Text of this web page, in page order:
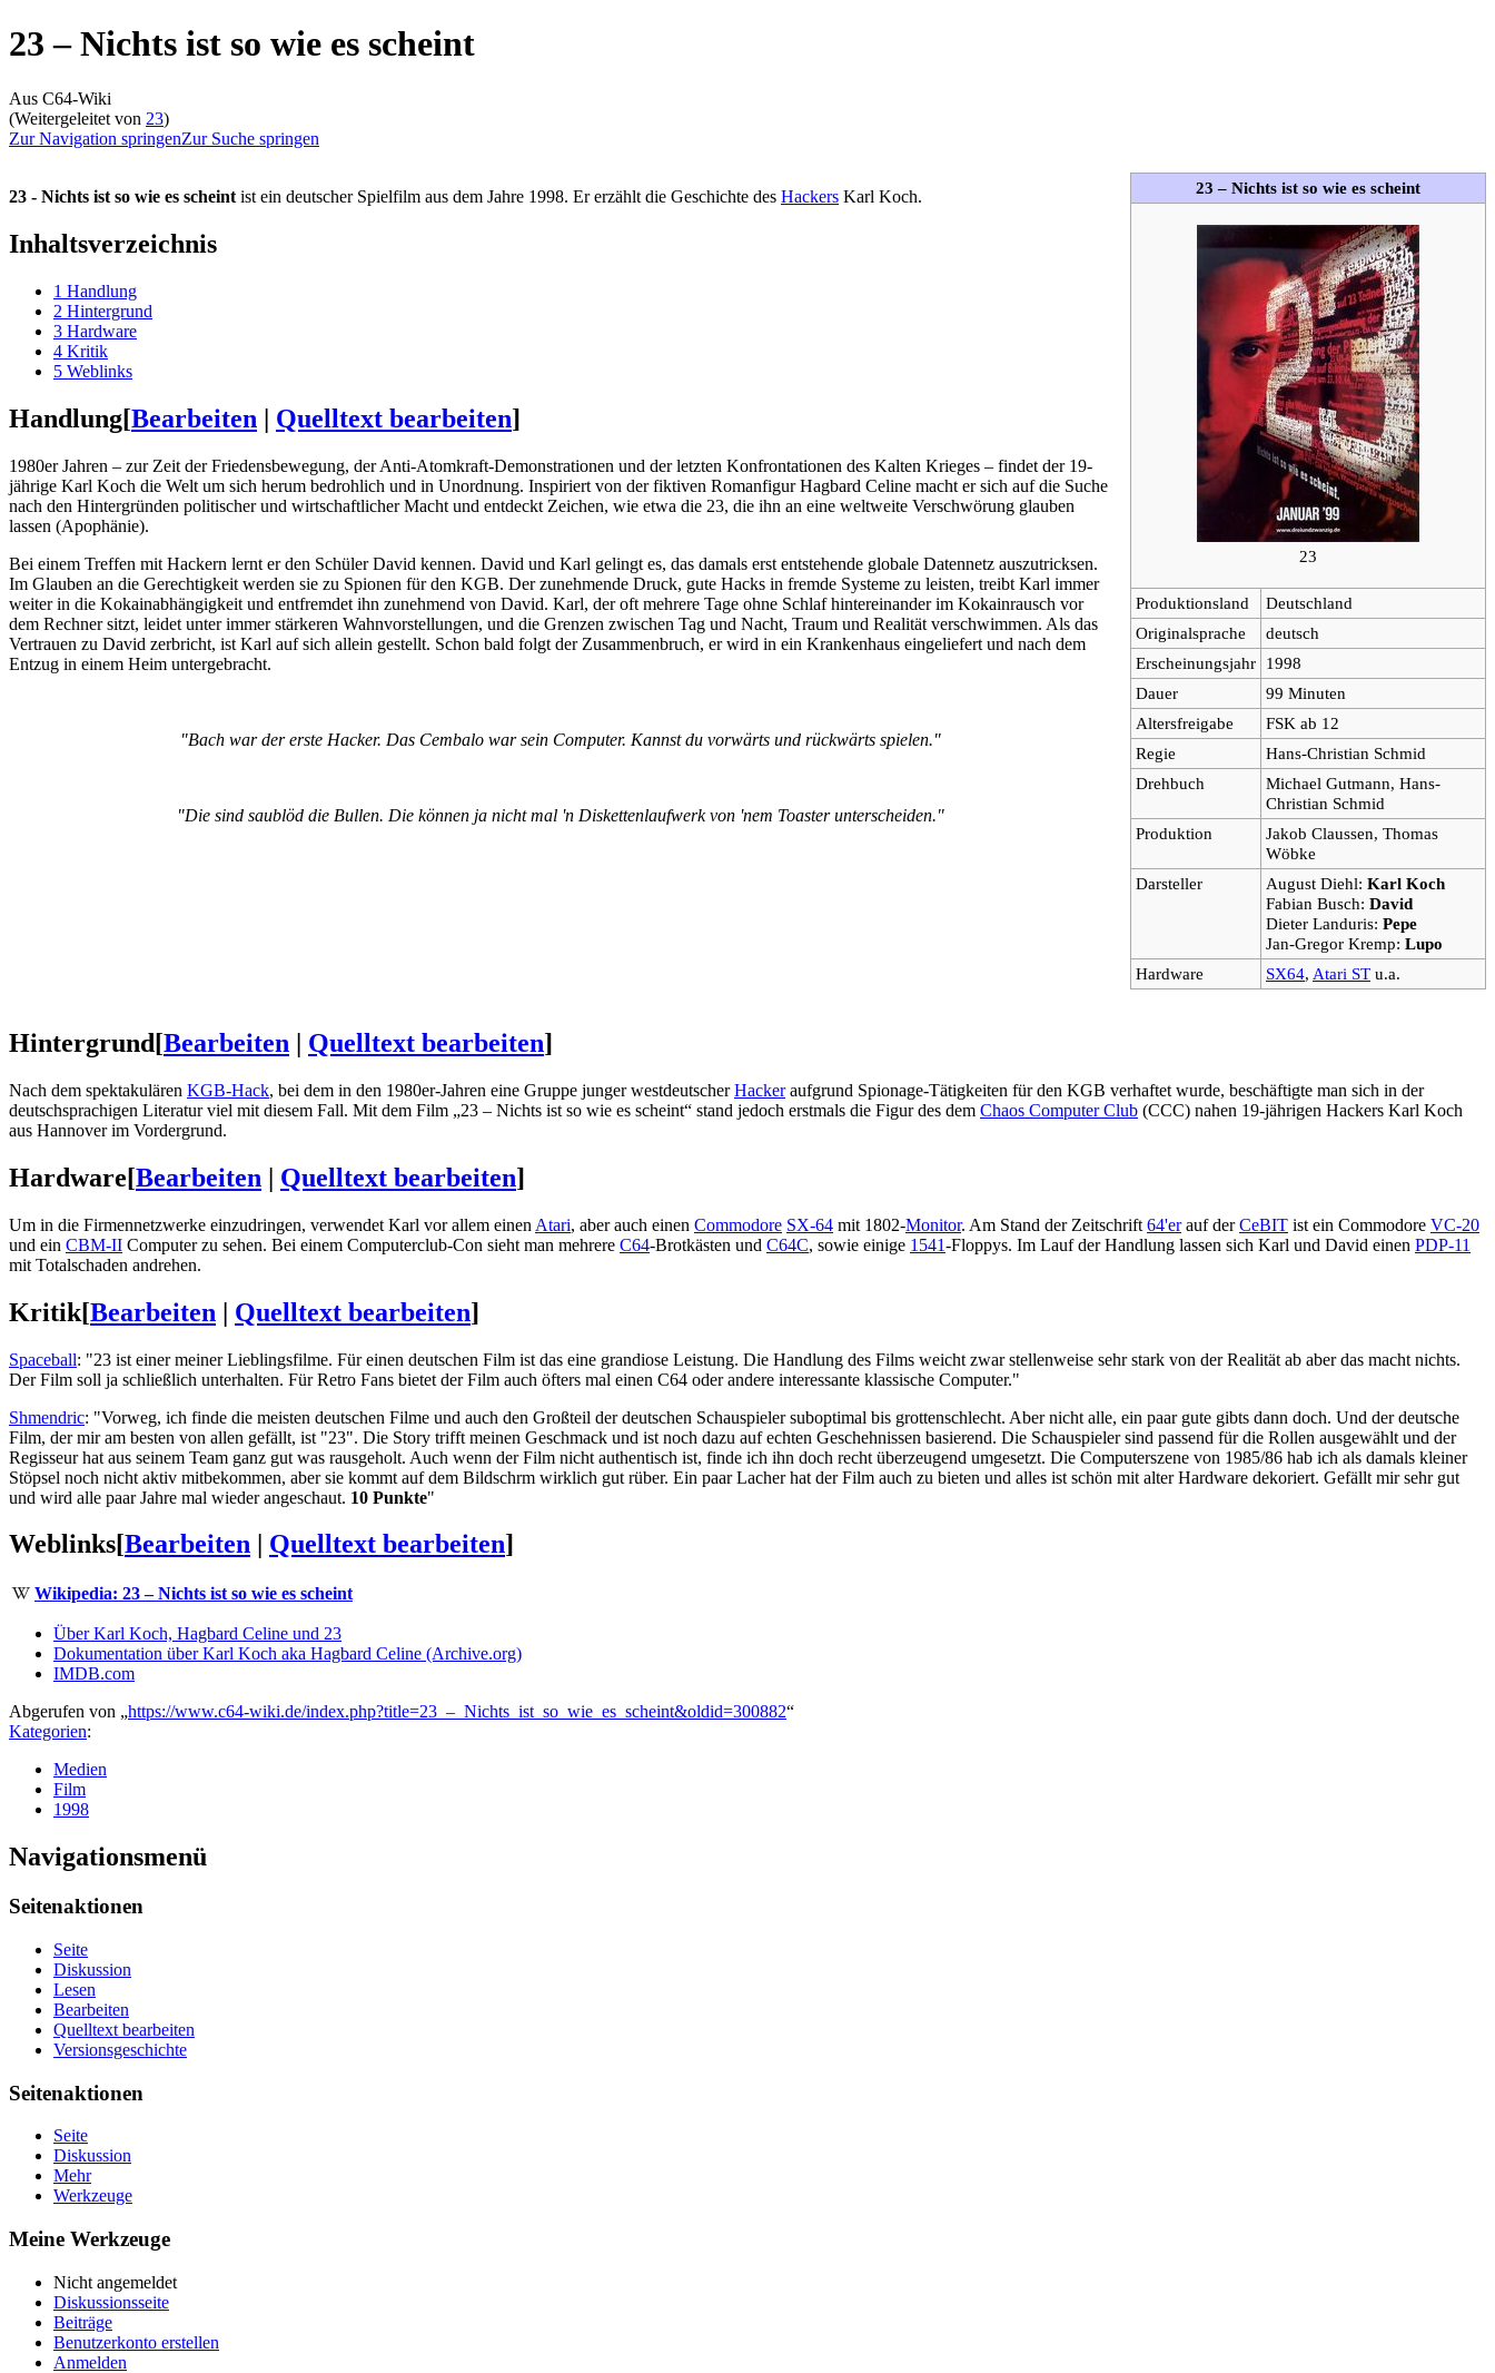
23 – Nichts ist so wie es scheint
Aus C64-Wiki
(Weitergeleitet von 23)
Zur Navigation springenZur Suche springen
23 – Nichts ist so wie es scheint
23
Produktionsland
Deutschland
Originalsprache
deutsch
Erscheinungsjahr 1998
Dauer
99 Minuten
Altersfreigabe
FSK ab 12
Regie
Hans-Christian Schmid
Drehbuch
Michael Gutmann, Hans-
Christian Schmid
Produktion
Jakob Claussen, Thomas
Wöbke
Darsteller
August Diehl: Karl Koch
Fabian Busch: David
Dieter Landuris: Pepe
Jan-Gregor Kremp: Lupo
Hardware
SX64, Atari ST u.a.
23 - Nichts ist so wie es scheint ist ein deutscher Spielfilm aus dem Jahre 1998. Er erzählt die Geschichte des Hackers Karl Koch.
Inhaltsverzeichnis
1 Handlung
2 Hintergrund
3 Hardware
4 Kritik
5 Weblinks
Handlung[Bearbeiten | Quelltext bearbeiten]
1980er Jahren – zur Zeit der Friedensbewegung, der Anti-Atomkraft-Demonstrationen und der letzten Konfrontationen des Kalten Krieges – findet der 19-
jährige Karl Koch die Welt um sich herum bedrohlich und in Unordnung. Inspiriert von der fiktiven Romanfigur Hagbard Celine macht er sich auf die Suche
nach den Hintergründen politischer und wirtschaftlicher Macht und entdeckt Zeichen, wie etwa die 23, die ihn an eine weltweite Verschwörung glauben
lassen (Apophänie).
Bei einem Treffen mit Hackern lernt er den Schüler David kennen. David und Karl gelingt es, das damals erst entstehende globale Datennetz auszutricksen.
Im Glauben an die Gerechtigkeit werden sie zu Spionen für den KGB. Der zunehmende Druck, gute Hacks in fremde Systeme zu leisten, treibt Karl immer
weiter in die Kokainabhängigkeit und entfremdet ihn zunehmend von David. Karl, der oft mehrere Tage ohne Schlaf hintereinander im Kokainrausch vor
dem Rechner sitzt, leidet unter immer stärkeren Wahnvorstellungen, und die Grenzen zwischen Tag und Nacht, Traum und Realität verschwimmen. Als das
Vertrauen zu David zerbricht, ist Karl auf sich allein gestellt. Schon bald folgt der Zusammenbruch, er wird in ein Krankenhaus eingeliefert und nach dem
Entzug in einem Heim untergebracht.
"Bach war der erste Hacker. Das Cembalo war sein Computer. Kannst du vorwärts und rückwärts spielen."
"Die sind saublöd die Bullen. Die können ja nicht mal 'n Diskettenlaufwerk von 'nem Toaster unterscheiden."
Hintergrund[Bearbeiten | Quelltext bearbeiten]
Nach dem spektakulären KGB-Hack, bei dem in den 1980er-Jahren eine Gruppe junger westdeutscherHackeraufgrund Spionage-Tätigkeiten für den KGB verhaftet wurde, beschäftigte man sich in der
deutschsprachigen Literatur viel mit diesem Fall. Mit dem Film „23 – Nichts ist so wie es scheint“ stand jedoch erstmals die Figur des dem Chaos Computer Club (CCC) nahen 19-jährigen Hackers Karl Koch
aus Hannover im Vordergrund.
Hardware[Bearbeiten | Quelltext bearbeiten]
Um in die Firmennetzwerke einzudringen, verwendet Karl vor allem einen Atari, aber auch einen Commodore SX-64 mit 1802-Monitor. Am Stand der Zeitschrift 64'erauf derCeBIT ist ein Commodore VC-20
und ein CBM-II Computer zu sehen. Bei einem Computerclub-Con sieht man mehrere C64-Brotkästen und C64C, sowie einige 1541-Floppys. Im Lauf der Handlung lassen sich Karl und David einen PDP-11
mit Totalschaden andrehen.
Kritik[Bearbeiten | Quelltext bearbeiten]
Spaceball: "23 ist einer meiner Lieblingsfilme. Für einen deutschen Film ist das eine grandiose Leistung. Die Handlung des Films weicht zwar stellenweise sehr stark von der Realität ab aber das macht nichts.
Der Film soll ja schließlich unterhalten. Für Retro Fans bietet der Film auch öfters mal einen C64 oder andere interessante klassische Computer."
Shmendric: "Vorweg, ich finde die meisten deutschen Filme und auch den Großteil der deutschen Schauspieler suboptimal bis grottenschlecht. Aber nicht alle, ein paar gute gibts dann doch. Und der deutsche
Film, der mir am besten von allen gefällt, ist "23". Die Story trifft meinen Geschmack und ist noch dazu auf echten Geschehnissen basierend. Die Schauspieler sind passend für die Rollen ausgewählt und der
Regisseur hat aus seinem Team ganz gut was rausgeholt. Auch wenn der Film nicht authentisch ist, finde ich ihn doch recht überzeugend umgesetzt. Die Computerszene von 1985/86 hab ich als damals kleiner
Stöpsel noch nicht aktiv mitbekommen, aber sie kommt auf dem Bildschrm wirklich gut rüber. Ein paar Lacher hat der Film auch zu bieten und alles ist schön mit alter Hardware dekoriert. Gefällt mir sehr gut
und wird alle paar Jahre mal wieder angeschaut. 10 Punkte"
Weblinks[Bearbeiten Quelltext bearbeiten]
Wikipedia: 23 – Nichts ist so wie es scheint
Über Karl Koch, Hagbard Celine und 23
Dokumentation über Karl Koch aka Hagbard Celine (Archive.org)
IMDB.com
Abgerufen von „https://www.c64-wiki.de/index.php?title=23_–_Nichts_ist_so_wie_es_scheint&oldid=300882“
Kategorien:
Medien
Film
1998
Navigationsmenü
Seitenaktionen
Seite
Diskussion
Lesen
Bearbeiten
Quelltext bearbeiten
Versionsgeschichte
Seitenaktionen
Seite
Diskussion
Mehr
Werkzeuge
Meine Werkzeuge
Nicht angemeldet
Diskussionsseite
Beiträge
Benutzerkonto erstellen
Anmelden